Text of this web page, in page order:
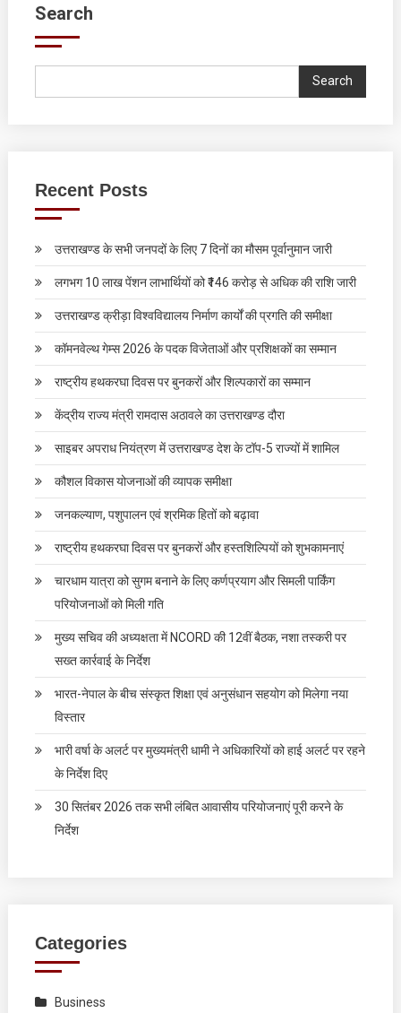
Search
Search
Recent Posts
उत्तराखण्ड के सभी जनपदों के लिए 7 दिनों का मौसम पूर्वानुमान जारी
लगभग 10 लाख पेंशन लाभार्थियों को ₹146 करोड़ से अधिक की राशि जारी
उत्तराखण्ड क्रीड़ा विश्वविद्यालय निर्माण कार्यों की प्रगति की समीक्षा
कॉमनवेल्थ गेम्स 2026 के पदक विजेताओं और प्रशिक्षकों का सम्मान
राष्ट्रीय हथकरघा दिवस पर बुनकरों और शिल्पकारों का सम्मान
केंद्रीय राज्य मंत्री रामदास अठावले का उत्तराखण्ड दौरा
साइबर अपराध नियंत्रण में उत्तराखण्ड देश के टॉप-5 राज्यों में शामिल
कौशल विकास योजनाओं की व्यापक समीक्षा
जनकल्याण, पशुपालन एवं श्रमिक हितों को बढ़ावा
राष्ट्रीय हथकरघा दिवस पर बुनकरों और हस्तशिल्पियों को शुभकामनाएं
चारधाम यात्रा को सुगम बनाने के लिए कर्णप्रयाग और सिमली पार्किंग
परियोजनाओं को मिली गति
मुख्य सचिव की अध्यक्षता में NCORD की 12वीं बैठक, नशा तस्करी पर
सख्त कार्रवाई के निर्देश
भारत-नेपाल के बीच संस्कृत शिक्षा एवं अनुसंधान सहयोग को मिलेगा नया
विस्तार
भारी वर्षा के अलर्ट पर मुख्यमंत्री धामी ने अधिकारियों को हाई अलर्ट पर रहने
के निर्देश दिए
30 सितंबर 2026 तक सभी लंबित आवासीय परियोजनाएं पूरी करने के
निर्देश
Categories
Business